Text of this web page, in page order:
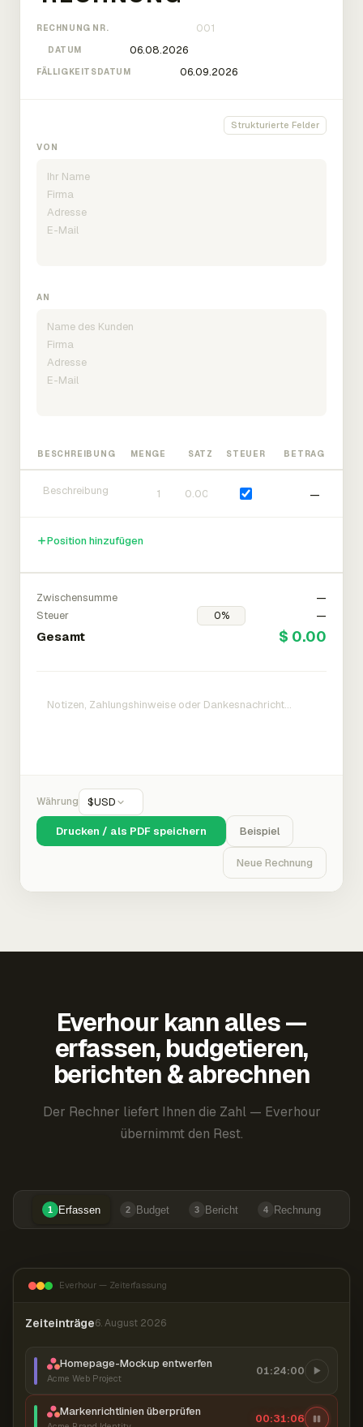
RECHNUNG NR.
DATUM
FÄLLIGKEITSDATUM
Strukturierte Felder
VON
AN
BESCHREIBUNG MENGE SATZ STEUER BETRAG
—
Position hinzufügen
Zwischensumme
—
Steuer
—
Gesamt $ 0.00
Währung $USD
Drucken / als PDF speichern Beispiel
Neue Rechnung
Everhour kann alles —
erfassen, budgetieren,
berichten & abrechnen
Der Rechner liefert Ihnen die Zahl — Everhour
übernimmt den Rest.
1 Erfassen 2 Budget 3 Bericht 4 Rechnung
Everhour — Zeiterfassung
Zeiteinträge6. August 2026
Homepage-Mockup entwerfen
Acme Web Project
01:24:00
Markenrichtlinien überprüfen 00:31:07